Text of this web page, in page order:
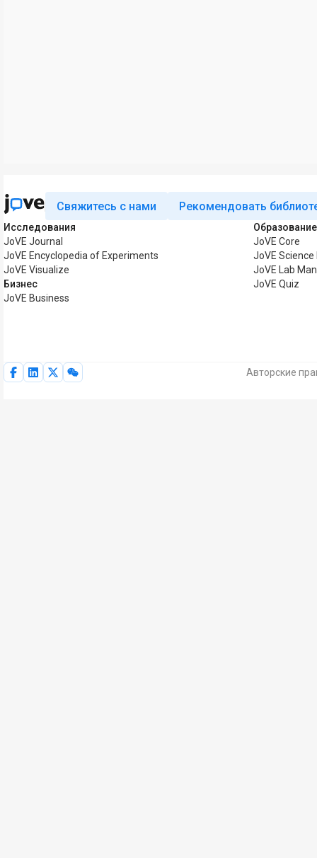
Свяжитесь с нами Рекомендовать
Исследования
JoVE Journal
JoVE Encyclopedia of Experiments
JoVE Visualize
Бизнес
JoVE Business
Образование
JoVE Core
JoVE
JoVE Lab
JoVE Quiz
Авторские